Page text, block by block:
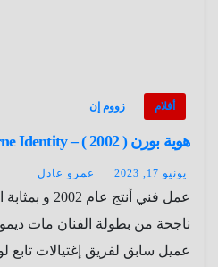
أفلام زووم إن
هوية بورن ( 2002 ) – The Bourne Identity
يونيو 17, 2023 عمرو عادل
عمل فني أنتج
ناجحة من بطولة الفنان مات
عميل سابق لفريق إغتيالات تابع